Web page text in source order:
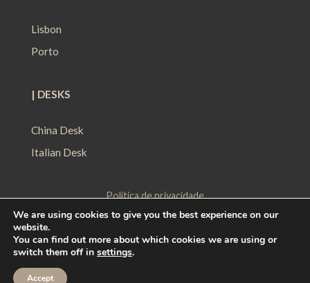
Lisbon
Porto
| DESKS
China Desk
Italian Desk
Política de privacidade
Política de Proteção de Dados
Política de Cookies
We are using cookies to give you the best experience on our
website.
You can find out more about which cookies we are using or
switch them off in settings.
Accept